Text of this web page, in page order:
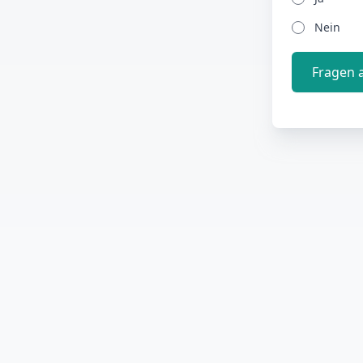
Nein
Fragen